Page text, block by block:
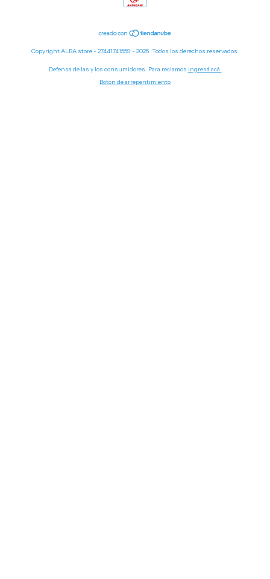
Copyright ALBA store - 27441741559 - 2026. Todos los derechos reservados.
Defensa de las y los consumidores. Para reclamos ingresá acá.
Botón de arrepentimiento